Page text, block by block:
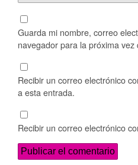
Guarda mi nombre, correo
navegador para la próxima vez
Recibir un correo electrónico
a esta entrada.
Recibir un correo electrónico